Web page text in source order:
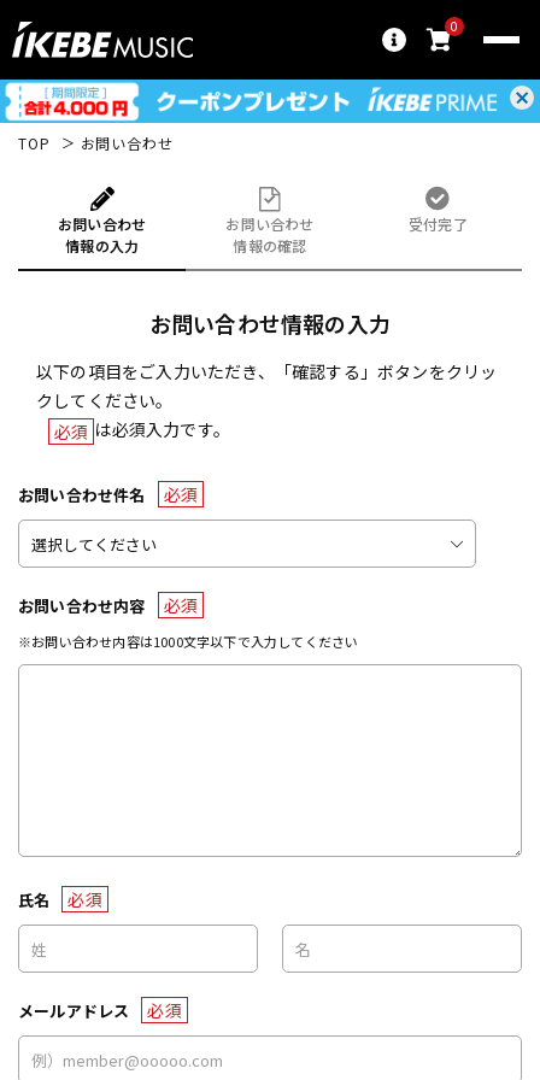
0
TOP お問い合わせ
お問い合わせ
情報の入力
お問い合わせ
情報の確認
受付完了
お問い合わせ情報の入力
以下の項目をご入力いただき、「確認する」ボタンをクリッ
クしてください。
必須 は必須入力です。
お問い合わせ件名 必須
お問い合わせ内容 必須
※お問い合わせ内容は1000文字以下で入力してください
氏名 必須
メールアドレス 必須